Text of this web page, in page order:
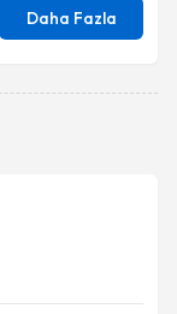
Daha Fazla